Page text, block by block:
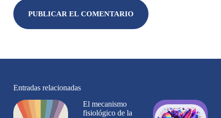
PUBLICAR EL COMENTARIO
Entradas relacionadas
El mecanismo
fisiológico de la